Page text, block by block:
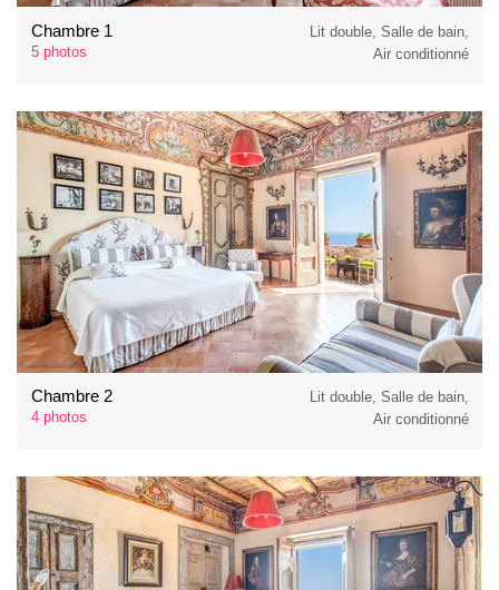
Chambre 1
5 photos
Lit double, Salle de bain,
Air conditionné
Chambre 2
4 photos
Lit double, Salle de bain,
Air conditionné